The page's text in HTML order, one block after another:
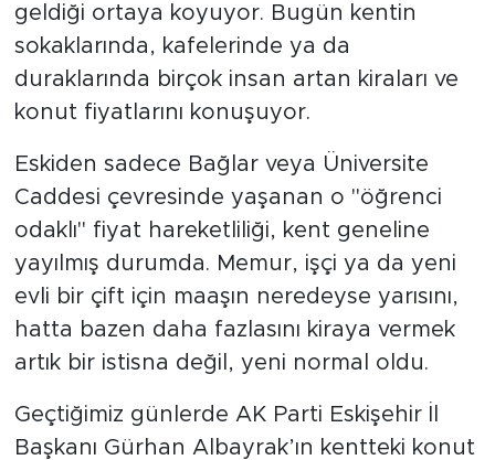
geldiği ortaya koyuyor. Bugün kentin
sokaklarında, kafelerinde ya da
duraklarında birçok insan artan kiraları ve
konut fiyatlarını konuşuyor.
Eskiden sadece Bağlar veya Üniversite
Caddesi çevresinde yaşanan o "öğrenci
odaklı" fiyat hareketliliği, kent geneline
yayılmış durumda. Memur, işçi ya da yeni
evli bir çift için maaşın neredeyse yarısını,
hatta bazen daha fazlasını kiraya vermek
artık bir istisna değil, yeni normal oldu.
Geçtiğimiz günlerde AK Parti Eskişehir İl
Başkanı Gürhan Albayrak’ın kentteki konut